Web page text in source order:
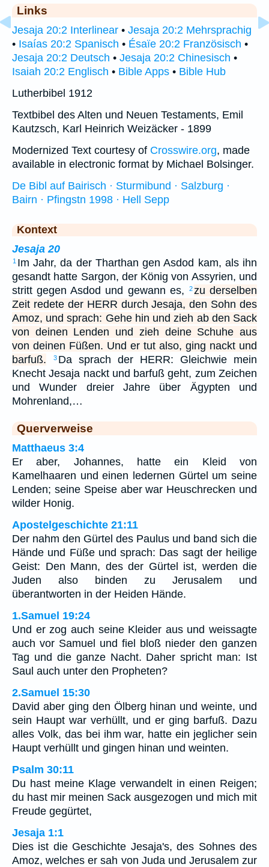
Links
Jesaja 20:2 Interlinear • Jesaja 20:2 Mehrsprachig
• Isaías 20:2 Spanisch • Ésaïe 20:2 Französisch •
Jesaja 20:2 Deutsch • Jesaja 20:2 Chinesisch •
Isaiah 20:2 Englisch • Bible Apps • Bible Hub
Lutherbibel 1912
Textbibel des Alten und Neuen Testaments, Emil
Kautzsch, Karl Heinrich Weizäcker - 1899
Modernized Text courtesy of Crosswire.org, made
available in electronic format by Michael Bolsinger.
De Bibl auf Bairisch · Sturmibund · Salzburg ·
Bairn · Pfingstn 1998 · Hell Sepp
Kontext
Jesaja 20
1 Im Jahr, da der Tharthan gen Asdod kam, als ihn
gesandt hatte Sargon, der König von Assyrien, und
stritt gegen Asdod und gewann es,
2zu derselben
Zeit redete der HERR durch Jesaja, den Sohn des
Amoz, und sprach: Gehe hin und zieh ab den Sack
von deinen Lenden und zieh deine Schuhe aus
von deinen Füßen. Und er tut also, ging nackt und
barfuß.
3 Da sprach der HERR: Gleichwie mein
Knecht Jesaja nackt und barfuß geht, zum Zeichen
und Wunder dreier Jahre über Ägypten und
Mohrenland,…
Querverweise
Matthaeus 3:4
Er aber, Johannes, hatte ein Kleid von
Kamelhaaren und einen ledernen Gürtel um seine
Lenden; seine Speise aber war Heuschrecken und
wilder Honig.
Apostelgeschichte 21:11
Der nahm den Gürtel des Paulus und band sich die
Hände und Füße und sprach: Das sagt der heilige
Geist: Den Mann, des der Gürtel ist, werden die
Juden also binden zu Jerusalem und
überantworten in der Heiden Hände.
1.Samuel 19:24
Und er zog auch seine Kleider aus und weissagte
auch vor Samuel und fiel bloß nieder den ganzen
Tag und die ganze Nacht. Daher spricht man: Ist
Saul auch unter den Propheten?
2.Samuel 15:30
David aber ging den Ölberg hinan und weinte, und
sein Haupt war verhüllt, und er ging barfuß. Dazu
alles Volk, das bei ihm war, hatte ein jeglicher sein
Haupt verhüllt und gingen hinan und weinten.
Psalm 30:11
Du hast meine Klage verwandelt in einen Reigen;
du hast mir meinen Sack ausgezogen und mich mit
Freude gegürtet,
Jesaja 1:1
Dies ist die Geschichte Jesaja's, des Sohnes des
Amoz, welches er sah von Juda und Jerusalem zur